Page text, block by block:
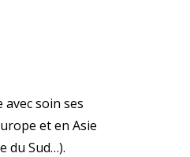
avec soin ses
et en Asie
du Sud…).